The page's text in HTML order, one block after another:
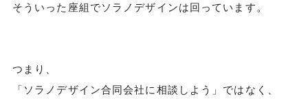
そういった座組でソラノデザインは回っています。
つまり、
「ソラノデザイン合同会社に相談しよう」ではなく、